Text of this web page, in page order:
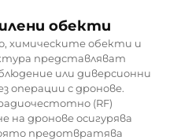
обекти
химическите обекти и
представляват
или диверсионни
операции с дронове.
(RF)
на дронове осигурява
предотвратява